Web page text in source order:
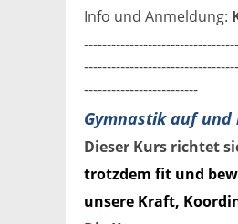
Info und Anmeldung:
-------------------------
Gymnastik auf
Dieser Kurs richtet
trotzdem fit und
unsere Kraft,